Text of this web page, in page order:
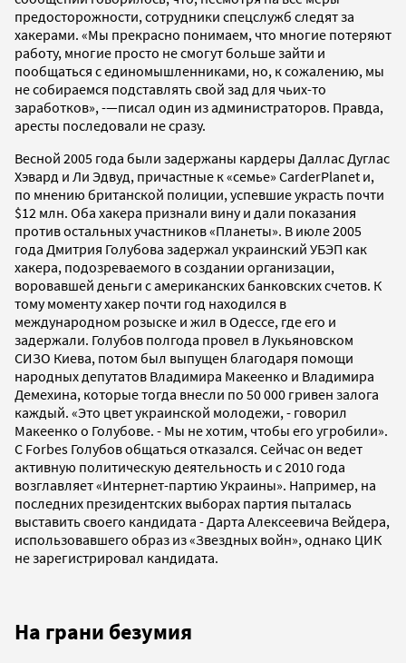
предосторожности, сотрудники спецслужб следят за
хакерами. «Мы прекрасно понимаем, что многие потеряют
работу, многие просто не смогут больше зайти и
пообщаться с единомышленниками, но, к сожалению, мы
не собираемся подставлять свой зад для чьих-то
заработков», -—писал один из администраторов. Правда,
аресты последовали не сразу.
Весной 2005 года были задержаны кардеры Даллас Дуглас
Хэвард и Ли Эдвуд, причастные к «семье» CarderPlanet и,
по мнению британской полиции, успевшие украсть почти
$12 млн. Оба хакера признали вину и дали показания
против остальных участников «Планеты». В июле 2005
года Дмитрия Голубова задержал украинский УБЭП как
хакера, подозреваемого в создании организации,
воровавшей деньги с американских банковских счетов. К
тому моменту хакер почти год находился в
международном розыске и жил в Одессе, где его и
задержали. Голубов полгода провел в Лукьяновском
СИЗО Киева, потом был выпущен благодаря помощи
народных депутатов Владимира Макеенко и Владимира
Демехина, которые тогда внесли по 50 000 гривен залога
каждый. «Это цвет украинской молодежи, - говорил
Макеенко о Голубове. - Мы не хотим, чтобы его угробили».
С Forbes Голубов общаться отказался. Сейчас он ведет
активную политическую деятельность и с 2010 года
возглавляет «Интернет-партию Украины». Например, на
последних президентских выборах партия пыталась
выставить своего кандидата - Дарта Алексеевича Вейдера,
использовавшего образ из «Звездных войн», однако ЦИК
не зарегистрировал кандидата.
На грани безумия